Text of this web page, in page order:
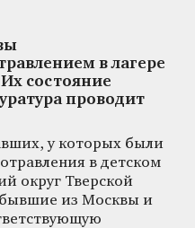
в лагере
состояние
проводит
у которых были
в детском
округ Тверской
из Москвы и